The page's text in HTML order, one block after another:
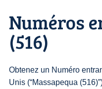
Numéros
(516)
Obtenez un Numéro
Unis (“Massapequa